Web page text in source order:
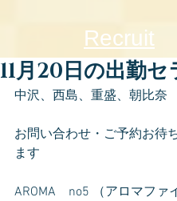
Recruit
11月20日の出勤セ
中沢、西島、重盛、朝比奈
お問い合わせ・ご予約お待
ます
AROMA　no5 （アロマファ